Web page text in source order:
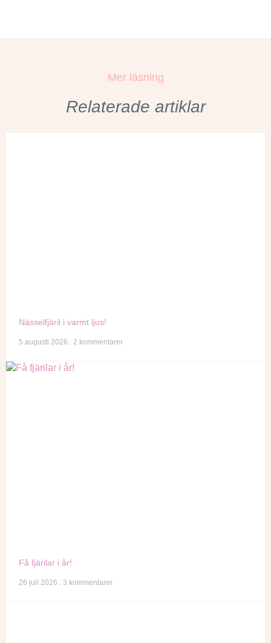
Mer läsning
Relaterade artiklar
Nässelfjäril i varmt ljus!
5 augusti 2026 2 kommentarer
Få fjärilar i år!
26 juli 2026 3 kommentarer